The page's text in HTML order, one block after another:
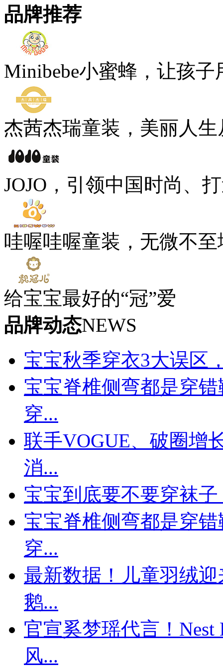
品牌推荐
Minibebe小蜜蜂，让孩子
杰茜杰瑞童装，美丽人
JOJO，引领中国时尚、
哇喔哇喔童装，无微不
给宝宝最好的“冠”爱
品牌动态NEWS
宝宝秋季穿衣3大误区
宝宝脊椎侧弯都是穿
穿...
联手VOGUE、破圈增
消...
宝宝到底要不要穿袜
宝宝脊椎侧弯都是穿
穿...
最新数据！儿童羽绒
鹅...
官宣奚梦瑶代言！Nest
风...